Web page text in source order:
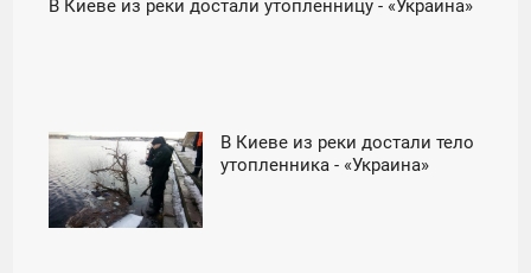
В Киеве из реки достали утопленницу - «Украина»
В Киеве из реки достали тело
утопленника - «Украина»